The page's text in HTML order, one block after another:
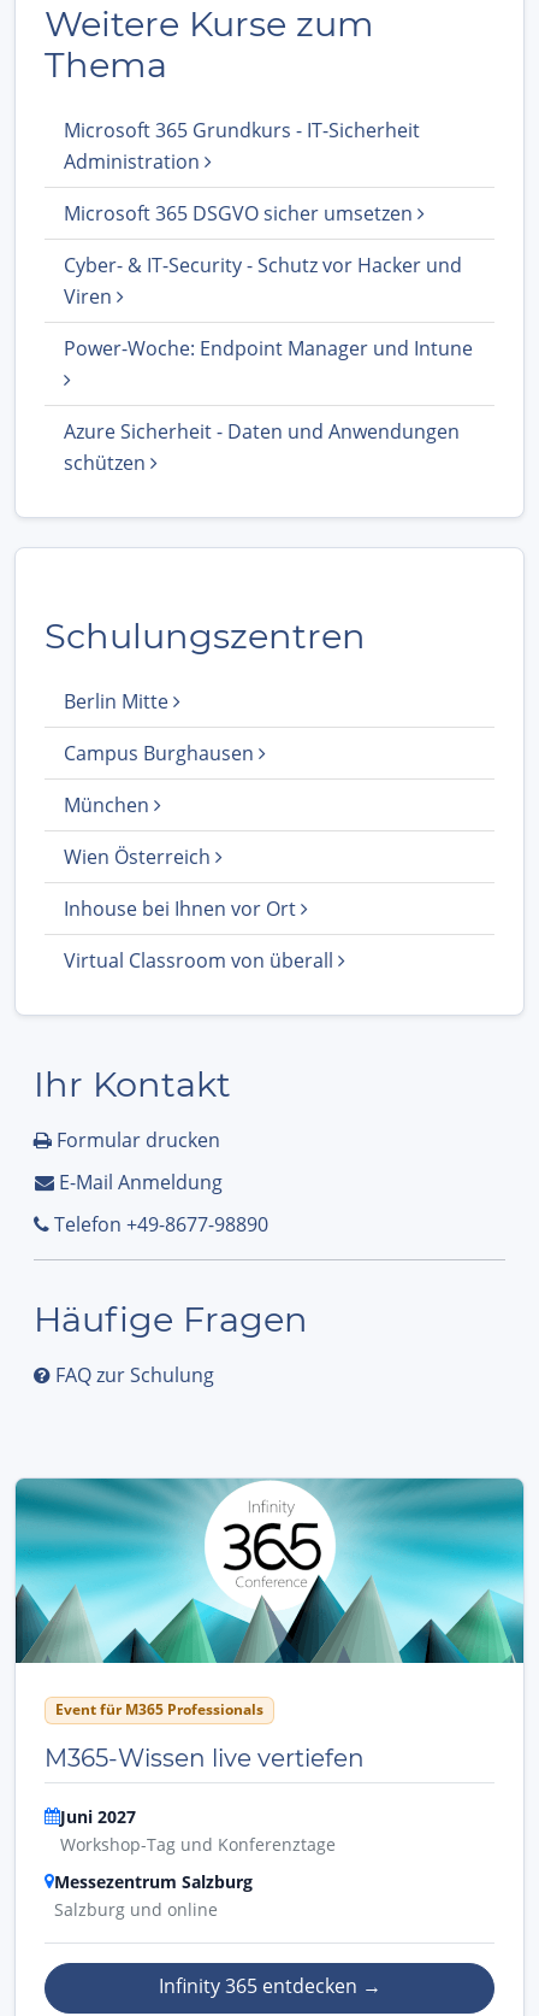
Weitere Kurse zum
Thema
Microsoft 365 Grundkurs - IT-Sicherheit
Administration
Microsoft 365 DSGVO sicher umsetzen
Cyber- & IT-Security - Schutz vor Hacker und
Viren
Power-Woche: Endpoint Manager und Intune
Azure Sicherheit - Daten und Anwendungen
schützen
Schulungszentren
Berlin Mitte
Campus Burghausen
München
Wien Österreich
Inhouse bei Ihnen vor Ort
Virtual Classroom von überall
Ihr Kontakt
Formular drucken
E-Mail Anmeldung
Telefon +49-8677-98890
Häufige Fragen
FAQ zur Schulung
Event für M365 Professionals
M365-Wissen live vertiefen
Juni 2027
Workshop-Tag und Konferenztage
Messezentrum Salzburg
Salzburg und online
Infinity 365 entdecken →